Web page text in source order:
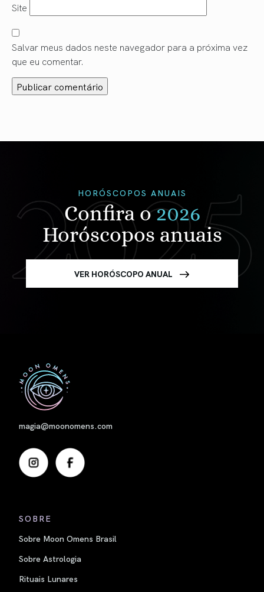
Site
Salvar meus dados neste navegador para a próxima vez
que eu comentar.
HORÓSCOPOS ANUAIS
Confira o2026
Horóscopos anuais
VER HORÓSCOPO ANUAL
magia@moonomens.com
SOBRE
Sobre Moon Omens Brasil
Sobre Astrologia
Rituais Lunares
Nome